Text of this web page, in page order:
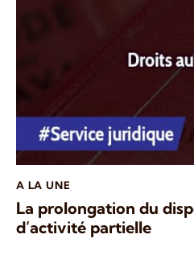
A LA UNE
La prolongation du
d’activité partielle